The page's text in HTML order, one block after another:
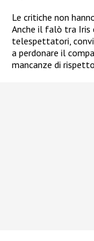
Le critiche non
Anche il falò tra Iris
telespettatori,
a perdonare il
mancanze di